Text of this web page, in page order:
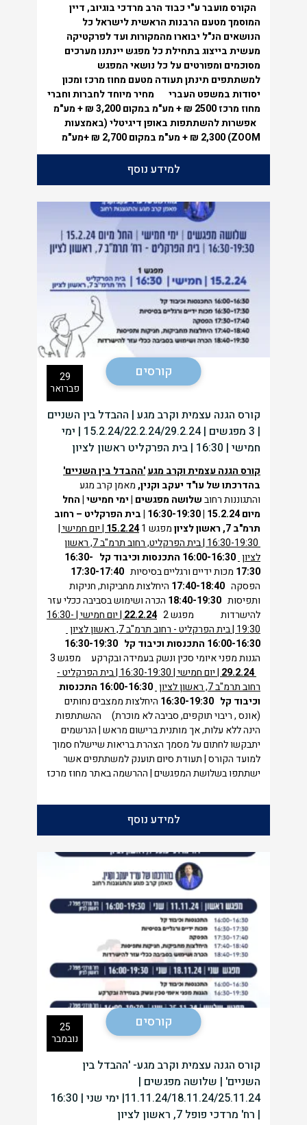
הקורס מועבר ע"י כבוד הרב מרדכי בוגיוב, דיין
המוסמך מטעם הרבנות הראשית לישראל כל
הנושאים הנ"ל יבוארו מהמקורות ועד לפרקטיקה
מעשית בייצוגבתחילת כל מפגש יינתנו מערכים
מסוכמים ומפורטים על כל נושאי המפגש
למשתתפים תינתן תעודה מטעם מחוז מרכז ומכון
יסודות במשפט העברי
מחיר מיוחד לחברות וחברי
מחוז מרכז2500 ₪ + מע"מ במקום 3,200 ₪ + מע"מ
אפשרות להשתתפות באופן דיגיטלי (באמצעות
ZOOM
)2,300 ₪ + מע"מ במקום 2,700 ₪ +מע"מ
למידע נוסף
קורסים
29
פברואר
קורס הגנה עצמית וקרב מגע | ההבדל בין השניים
| 3 מפגשים | 15.2.24/22.2.24/29.2.24 | ימי
חמישי | 16:30 | בית הפרקליט ראשון לציון
קורס הגנה עצמית וקרב מגע'ההבדל בין השניים'
בהדרכתו של עו"ד יעקב וקנין,מאמן קרב מגע
והתגוננות רחובשלושה מפגשים | ימי חמישי | החל
מיום 15.2.24 | 16:30-19:30 |
בית הפרקליט – רחוב
תרמ"ב 7, ראשון לציון
מפגש 1 15.2.24 | יום חמישי |
16:30-19:30 | בית הפרקליט, רחוב תרמ"ב 7, ראשון
לציון 16:00-16:30 התכנסות וכיבוד קל 16:30-
17:30 מכות ידיים ורגליים בסיסיות 17:30-17:40
הפסקה 17:40-18:40 היחלצות מחביקות, חניקות
ותפיסות 18:40-19:30 הכרה ושימוש בסביבה ככלי עזר
להישרדות
מפגש 2 22.2.24
| יום חמישי | 16:30-
19:30 | בית הפרקליט - רחוב תרמ"ב 7, ראשון לציון
16:00-16:30 התכנסות וכיבוד קל 16:30-19:30
הגנות מפני איומי סכין ונשק בעמידה ובקרקע מפגש 3
29.2.24
| יום חמישי | 16:30-19:30 | בית הפרקליט -
רחוב תרמ"ב 7, ראשון לציון
16:00-16:30 התכנסות
וכיבוד קל 16:30-19:30 היחלצות ממצבים נחותים
(אונס , ריבוי תוקפים, סביבה לא מוכרת) ההשתתפות
הינה ללא עלות, אך מותנית ברישום מראש | הנרשמים
יתבקשו לחתום על מסמך הצהרת בריאות שיישלח סמוך
למועד הקורס | תעודת סיום תוענק למשתתפים אשר
ישתתפו בשלושת המפגשים | ההרשמה באתר מחוז מרכז
למידע נוסף
קורסים
25
נובמבר
קורס הגנה עצמית וקרב מגע- 'ההבדל בין
השניים' | שלושה מפגשים |
11.11.24/18.11.24/25.11.24| ימי שני | 16:30
| רח' מרדכי פופל 7, ראשון לציון